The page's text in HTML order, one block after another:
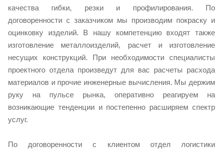
качества гибки, резки и профилирования. По
договоренности с заказчиком мы производим покраску и
оцинковку изделий. В нашу компетенцию входят также
изготовление металлоизделий, расчет и изготовление
несущих конструкций. При необходимости специалисты
проектного отдела произведут для вас расчеты расхода
материалов и прочие инженерные вычисления. Мы держим
руку на пульсе рынка, оперативно реагируем на
возникающие тенденции и постепенно расширяем спектр
услуг.
По договоренности с клиентом отдел логистики